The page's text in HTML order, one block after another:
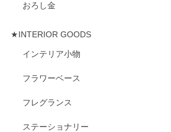
おろし金
★INTERIOR GOODS
インテリア小物
フラワーベース
フレグランス
ステーショナリー